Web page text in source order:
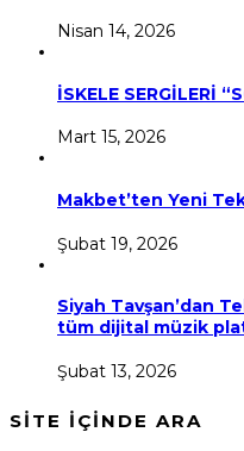
Nisan 14, 2026
İSKELE SERGİLERİ
Mart 15, 2026
Makbet’ten Yeni
Şubat 19, 2026
Siyah Tavşan’dan
tüm dijital müzik
Şubat 13, 2026
SİTE İÇİNDE ARA